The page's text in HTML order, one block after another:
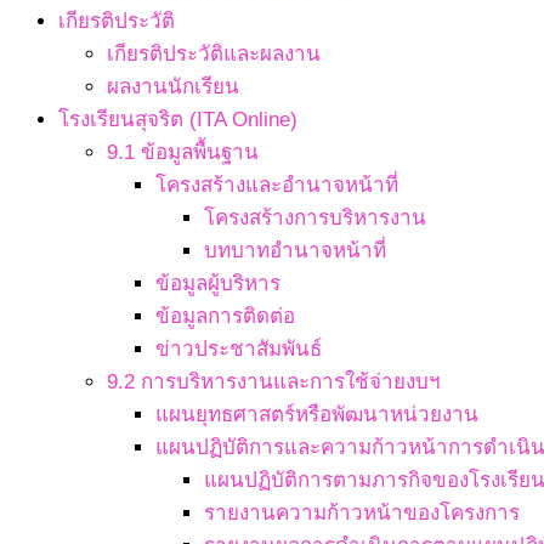
เกียรติประวัติ
เกียรติประวัติและผลงาน
ผลงานนักเรียน
โรงเรียนสุจริต (ITA Online)
9.1 ข้อมูลพื้นฐาน
โครงสร้างและอำนาจหน้าที่
โครงสร้างการบริหารงาน
บทบาทอำนาจหน้าที่
ข้อมูลผู้บริหาร
ข้อมูลการติดต่อ
ข่าวประชาสัมพันธ์
9.2 การบริหารงานและการใช้จ่ายงบฯ
แผนยุทธศาสตร์หรือพัฒนาหน่วยงาน
แผนปฏิบัติการและความก้าวหน้าการดำเนิ
แผนปฏิบัติการตามภารกิจของโรงเรียน
รายงานความก้าวหน้าของโครงการ